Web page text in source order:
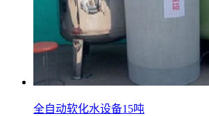
全自动软化水设备15吨